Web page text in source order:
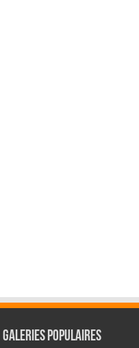
Galeries Populaires